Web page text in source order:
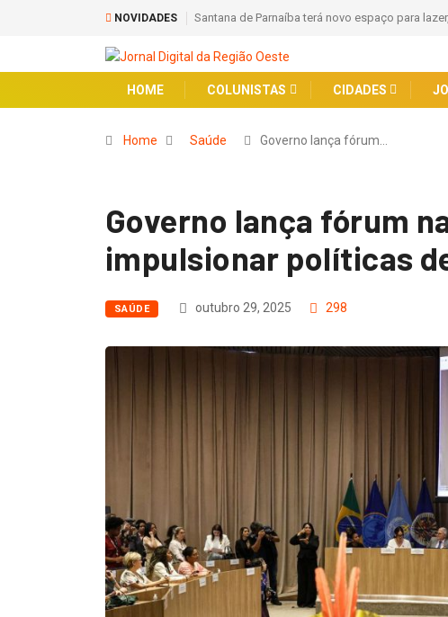
NOVIDADES
de Parnaíba terá novo espaço para lazer, convivência e qualidade de vida
HOME COLUNISTAS CIDADES
Home Saúde Governo lança fórum…
Governo lança fórum
impulsionar políticas
SAÚDE outubro 29, 2025 298